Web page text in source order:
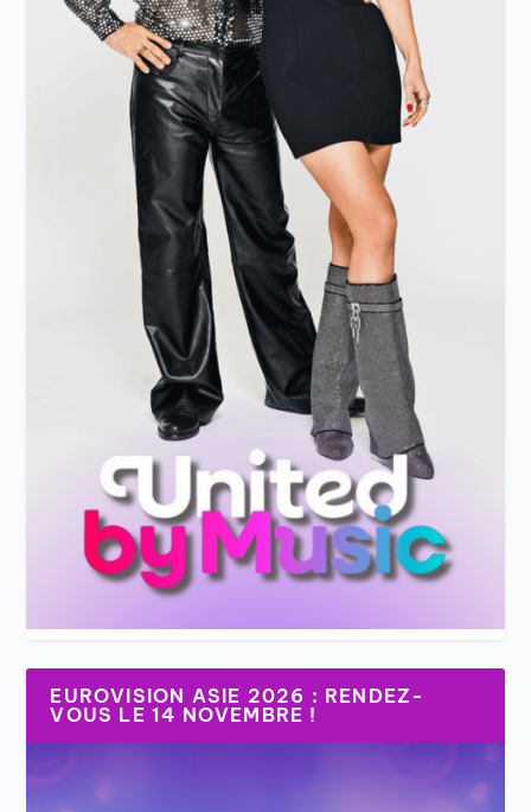
EUROVISION ASIE 2026 : RENDEZ-
VOUS LE 14 NOVEMBRE !